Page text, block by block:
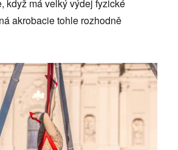
když má velký výdej fyzické
akrobacie tohle rozhodně